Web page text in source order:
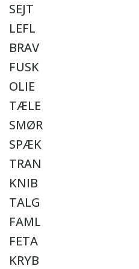
SEJT
LEFL
BRAV
FUSK
OLIE
TÆLE
SMØR
SPÆK
TRAN
KNIB
TALG
FAML
FETA
KRYB